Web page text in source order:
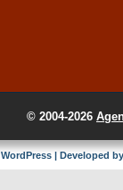
© 2004-2026
WordPress| Developed